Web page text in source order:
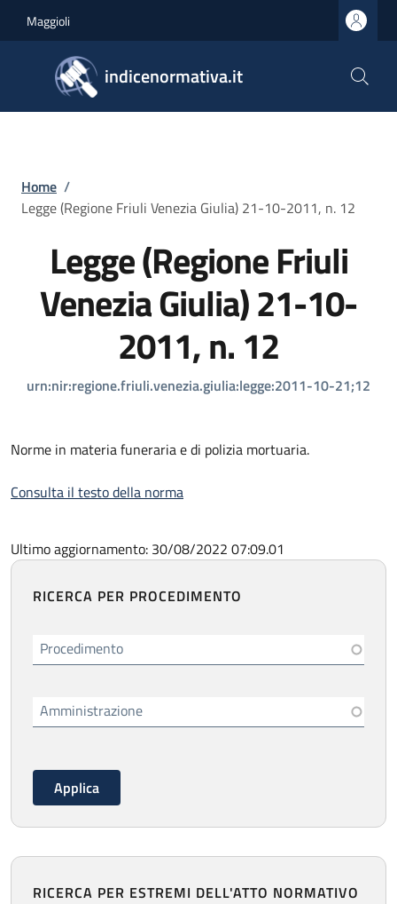
Maggioli
indicenormativa.it
Briciole di pane
Home /
Legge (Regione Friuli Venezia Giulia) 21-10-2011, n. 12
Legge (Regione Friuli
Venezia Giulia) 21-10-
2011, n. 12
urn:nir:regione.friuli.venezia.giulia:legge:2011-10-21;12
Norme in materia funeraria e di polizia mortuaria.
Consulta il testo della norma
Ultimo aggiornamento: 30/08/2022 07:09.01
RICERCA PER PROCEDIMENTO
Procedimento
Amministrazione
RICERCA PER ESTREMI DELL'ATTO NORMATIVO